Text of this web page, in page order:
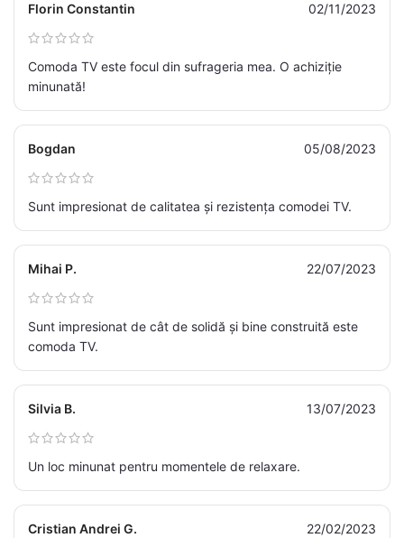
Florin Constantin 02/11/2023
Comoda TV este focul din sufrageria mea. O achiziție
minunată!
Bogdan 05/08/2023
Sunt impresionat de calitatea și rezistența comodei TV.
Mihai P. 22/07/2023
Sunt impresionat de cât de solidă și bine construită este
comoda TV.
Silvia B. 13/07/2023
Un loc minunat pentru momentele de relaxare.
Cristian Andrei G. 22/02/2023